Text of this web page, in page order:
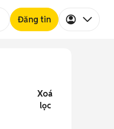
Đăng tin
Xoá
lọc